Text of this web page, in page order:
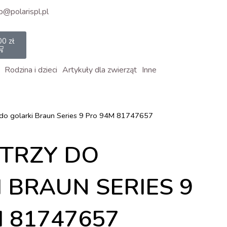
zł
Rodzina i dzieci Artykuły dla zwierząt Inne
golarki Braun Series 9 Pro 94M 81747657
DO
SERIES 9
81747657